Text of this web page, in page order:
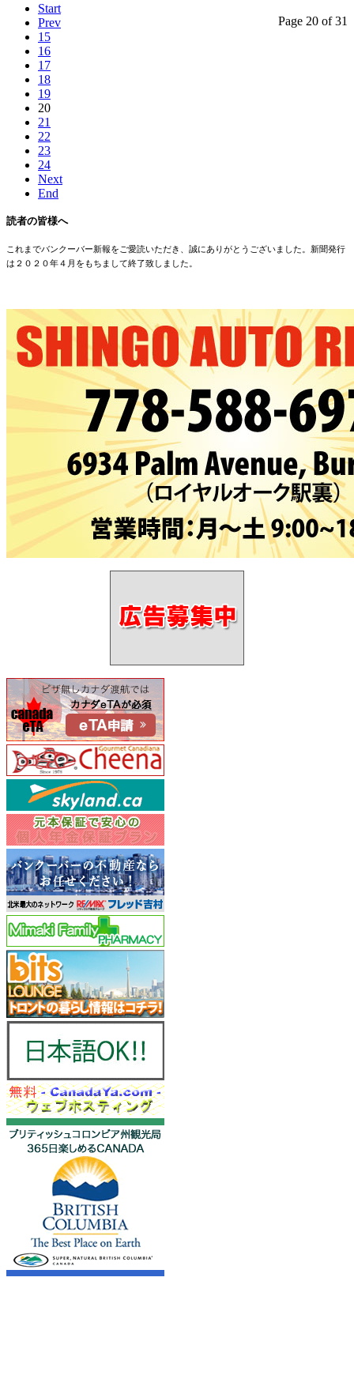
Page 20 of 31
Start
Prev
15
16
17
18
19
20
21
22
23
24
Next
End
読者の皆様へ
これまでバンクーバー新報をご愛読いただき、誠にありがとうございました。新聞発行
は２０２０年４月をもちまして終了致しました。